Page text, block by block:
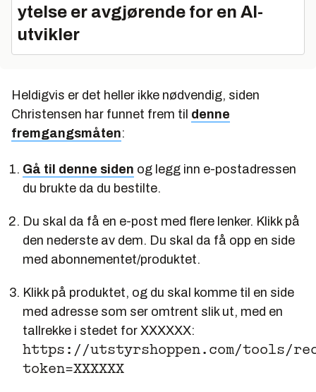
ytelse er avgjørende for en AI-
utvikler
Heldigvis er det heller ikke nødvendig, siden
Christensen har funnet frem til denne
fremgangsmåten:
Gå til denne siden og legg inn e-postadressen
du brukte da du bestilte.
Du skal da få en e-post med flere lenker. Klikk på
den nederste av dem. Du skal da få opp en side
med abonnementet/produktet.
Klikk på produktet, og du skal komme til en side
med adresse som ser omtrent slik ut, med en
tallrekke i stedet for XXXXXX:
https://utstyrshoppen.com/tools/
token=XXXXXX